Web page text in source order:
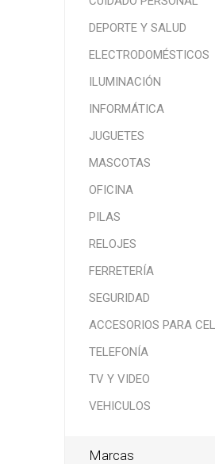
DEPORTE Y SALUD
ELECTRODOMÉSTICOS
ILUMINACIÓN
INFORMÁTICA
JUGUETES
MASCOTAS
OFICINA
PILAS
RELOJES
FERRETERÍA
SEGURIDAD
ACCESORIOS PARA
TELEFONÍA
TV Y VIDEO
VEHICULOS
Marcas